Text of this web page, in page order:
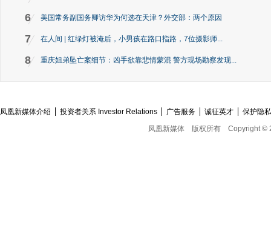
6 美国常务副国务卿访华为何选在天津？外交部：两个原因
7 在人间 | 红绿灯被淹后，小男孩在路口指路，7位摄影师...
8 重庆姐弟坠亡案细节：凶手欲靠悲情蒙混 警方现场勘察发现...
凤凰新媒体介绍 投资者关系 Investor Relations 广告服务 诚征英才
保护隐
凤凰新媒体
版权所有 Copyright ©